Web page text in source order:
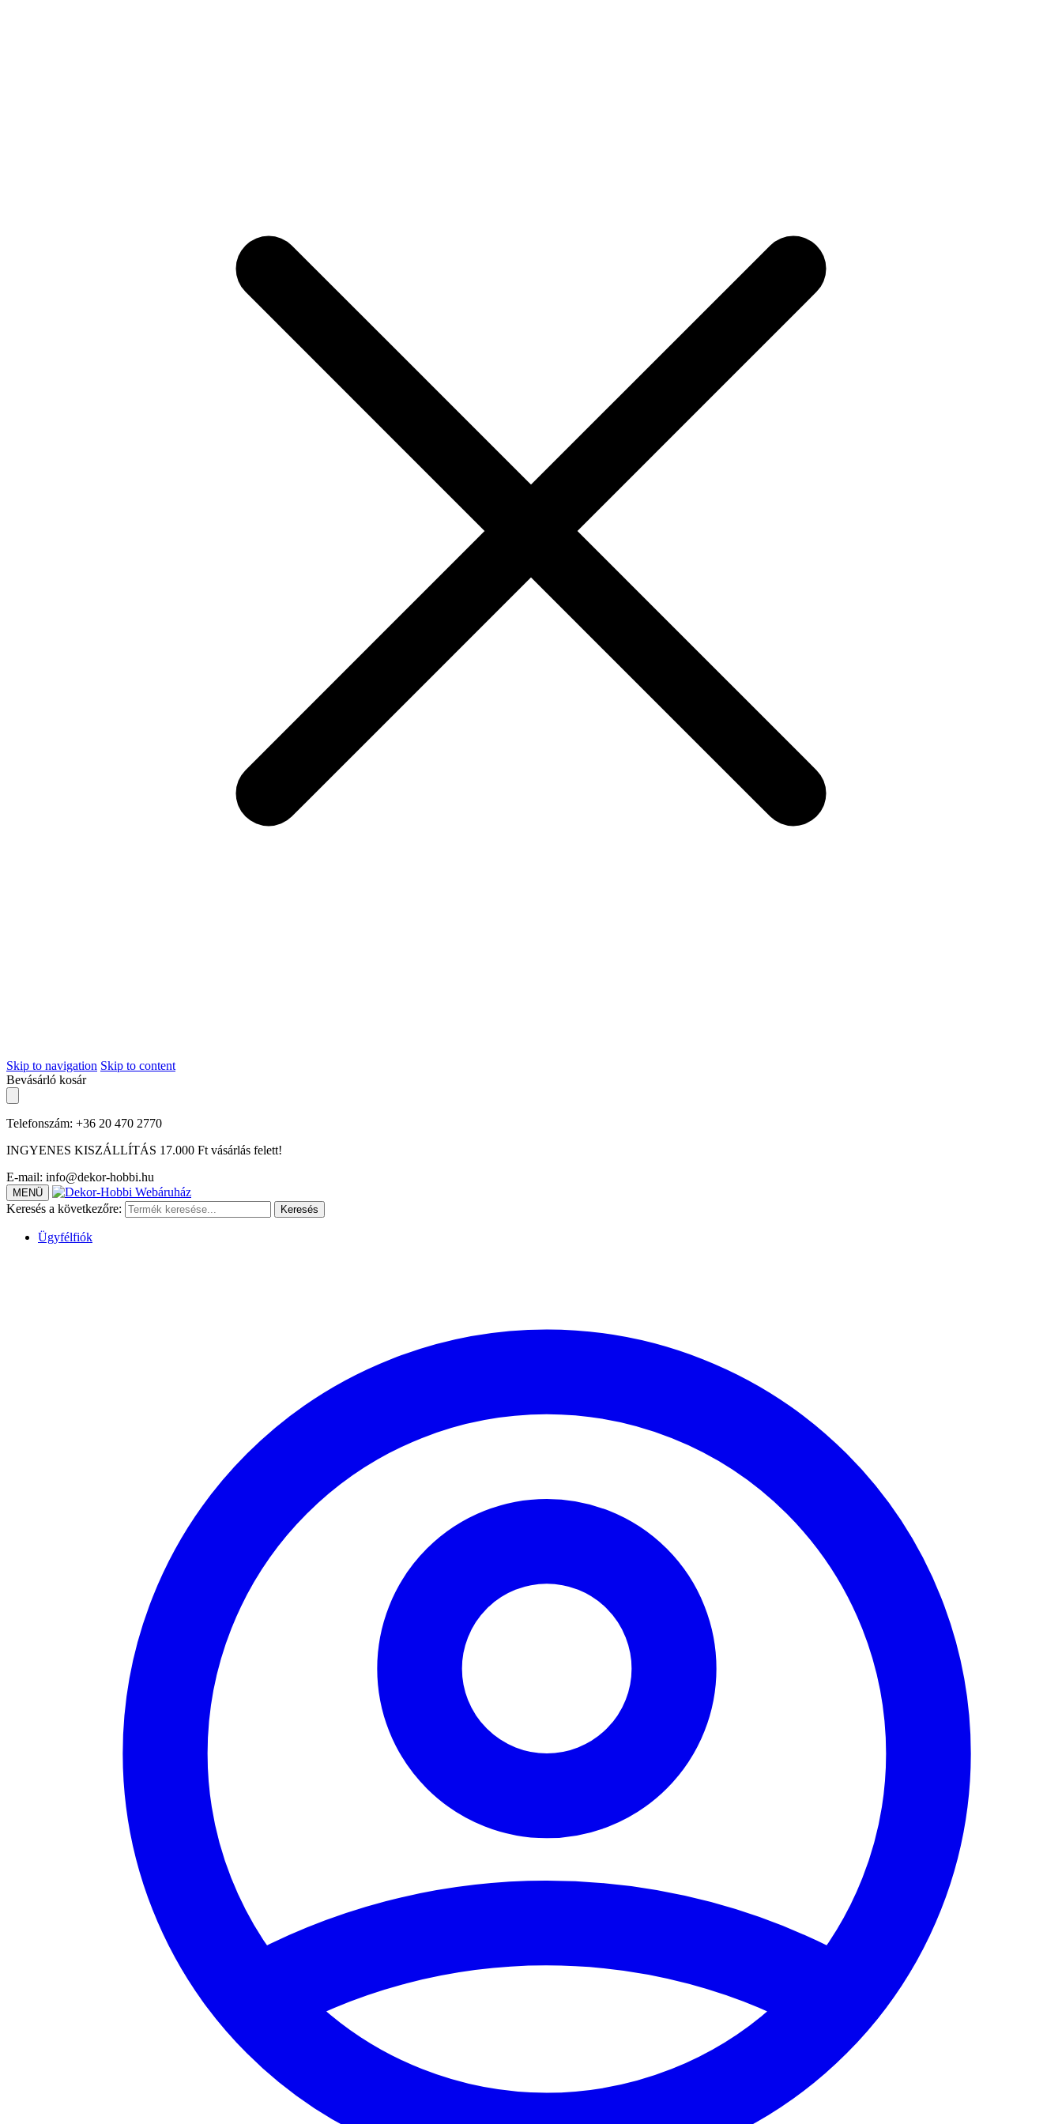
Skip to navigation Skip to content
Bevásárló kosár
Telefonszám: +36 20 470 2770
INGYENES KISZÁLLÍTÁS 17.000 Ft vásárlás felett!
E-mail: info@dekor-hobbi.hu
MENÜ
Keresés a következőre: Keresés
Ügyfélfiók